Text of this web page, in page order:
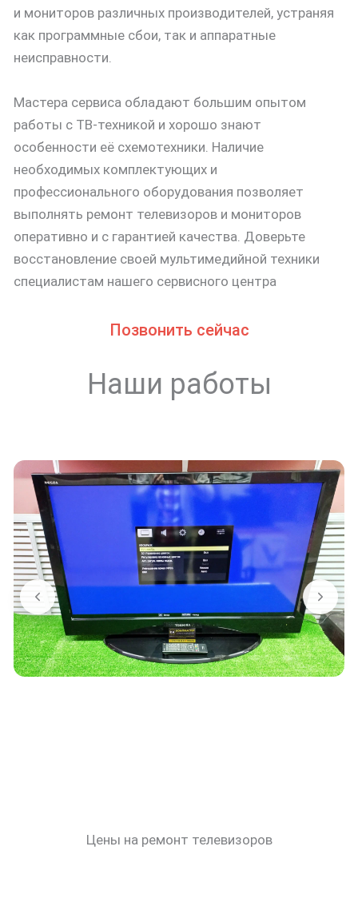
и мониторов различных производителей, устраняя
как программные сбои, так и аппаратные
неисправности.
Мастера сервиса обладают большим опытом
работы с ТВ-техникой и хорошо знают
особенности её схемотехники. Наличие
необходимых комплектующих и
профессионального оборудования позволяет
выполнять ремонт телевизоров и мониторов
оперативно и с гарантией качества. Доверьте
восстановление своей мультимедийной техники
специалистам нашего сервисного центра
Позвонить сейчас
Наши работы
Цены на ремонт телевизоров